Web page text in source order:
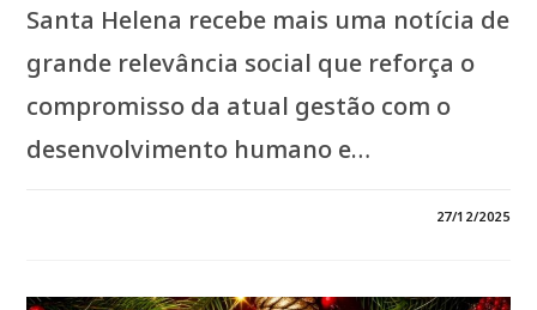
Santa Helena recebe mais uma notícia de
grande relevância social que reforça o
compromisso da atual gestão com o
desenvolvimento humano e…
27/12/2025